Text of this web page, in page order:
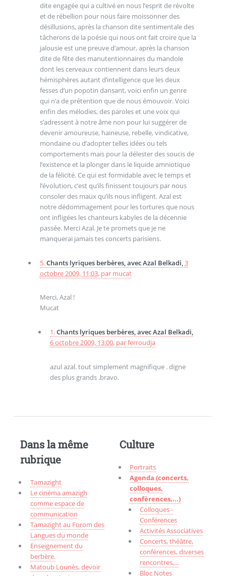
dite engagée qui a cultivé en nous l’esprit de révolte
et de rébellion pour nous faire moissonner des
désillusions, après la chanson dite sentimentale des
tâcherons de la poésie qui nous ont fait croire que la
jalousie est une preuve d’amour, après la chanson
dite de fête des manutentionnaires du mandole
dont les cerveaux contiennent dans leurs deux
hémisphères autant d’intelligence que les deux
fesses d’un popotin dansant, voici enfin un genre
qui n’a de prétention que de nous émouvoir. Voici
enfin des mélodies, des paroles et une voix qui
s’adressent à notre âme non pour lui suggérer de
devenir amoureuse, haineuse, rebelle, vindicative,
mondaine ou d’adopter telles idées ou tels
comportements mais pour la délester des soucis de
l’existence et la plonger dans le liquide amniotique
de la félicité. Ce qui est formidable avec le temps et
l’évolution, c’est qu’ils finissent toujours par nous
consoler des maux qu’ils nous infligent. Azal est
notre dédommagement pour les tortures que nous
ont infligées les chanteurs kabyles de la décennie
passée. Merci Azal. Je te promets que je ne
manquerai jamais tes concerts parisiens.
5.Chants lyriques berbères, avec Azal Belkadi,3
octobre 2009, 11:03, par mucat
Merci, Azal !
Mucat
1.Chants lyriques berbères, avec Azal Belkadi,
6 octobre 2009, 13:00, parferroudja
azul azal. tout simplement magnifique . digne
des plus grands .bravo.
Dans la même
rubrique
Tamazight
Le cinéma amazigh
comme espace de
communication
Tamazight au Forom des
Langues du monde
Enseignement du
berbère.
Matoub Lounès, devoir
Culture
Portraits
Agenda (concerts,
colloques,
confèrences,...)
Colloques -
Conférences
Activités Associatives
Concerts, théâtre,
conférences, diverses
rencontres,...
Bloc Notes